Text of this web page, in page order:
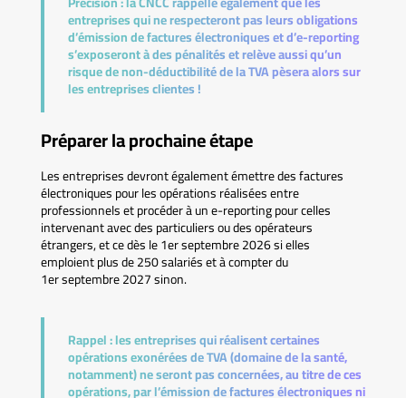
entreprises qui ne respecteront pas leurs obligations
d’émission de factures électroniques et d’e-reporting
s’exposeront à des pénalités et relève aussi qu’un
risque de non-déductibilité de la TVA pèsera alors sur
les entreprises clientes !
Préparer la prochaine étape
Les entreprises devront également émettre des factures
électroniques pour les opérations réalisées entre
professionnels et procéder à un e-reporting pour celles
intervenant avec des particuliers ou des opérateurs
étrangers, et ce dès le 1er septembre 2026 si elles
emploient plus de 250 salariés et à compter du
1er septembre 2027 sinon.
Rappel :les entreprises qui réalisent certaines
opérations exonérées de TVA (domaine de la santé,
notamment) ne seront pas concernées, au titre de ces
opérations, par l’émission de factures électroniques ni